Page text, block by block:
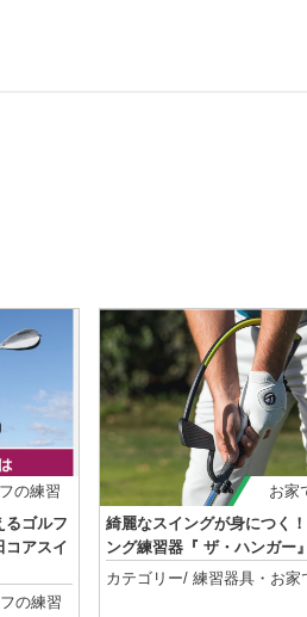
の練習
るゴルフ
コアスイ
の練習
お家
綺麗なスイングが身につく
ング練習器『 ザ・ハンガー』
カテゴリー/ 練習器具・ お家